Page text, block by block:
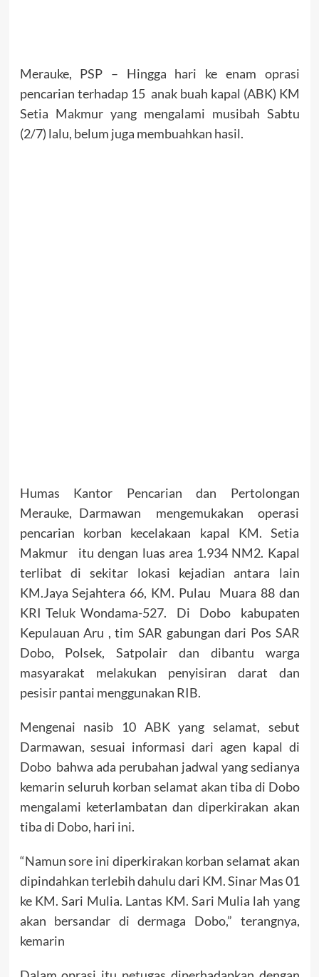
Merauke, PSP – Hingga hari ke enam oprasi
pencarian terhadap 15 anak buah kapal (ABK) KM
Setia Makmur yang mengalami musibah Sabtu
(2/7) lalu, belum juga membuahkan hasil.
Humas Kantor Pencarian dan Pertolongan
Merauke, Darmawan mengemukakan operasi
pencarian korban kecelakaan kapal KM. Setia
Makmur itu dengan luas area 1.934 NM2. Kapal
terlibat di sekitar lokasi kejadian antara lain
KM.Jaya Sejahtera 66, KM. Pulau Muara 88 dan
KRI Teluk Wondama-527. Di Dobo kabupaten
Kepulauan Aru , tim SAR gabungan dari Pos SAR
Dobo, Polsek, Satpolair dan dibantu warga
masyarakat melakukan penyisiran darat dan
pesisir pantai menggunakan RIB.
Mengenai nasib 10 ABK yang selamat, sebut
Darmawan, sesuai informasi dari agen kapal di
Dobo bahwa ada perubahan jadwal yang sedianya
kemarin seluruh korban selamat akan tiba di Dobo
mengalami keterlambatan dan diperkirakan akan
tiba di Dobo, hari ini.
“Namun sore ini diperkirakan korban selamat akan
dipindahkan terlebih dahulu dari KM. Sinar Mas 01
ke KM. Sari Mulia. Lantas KM. Sari Mulia lah yang
akan bersandar di dermaga Dobo,” terangnya,
kemarin